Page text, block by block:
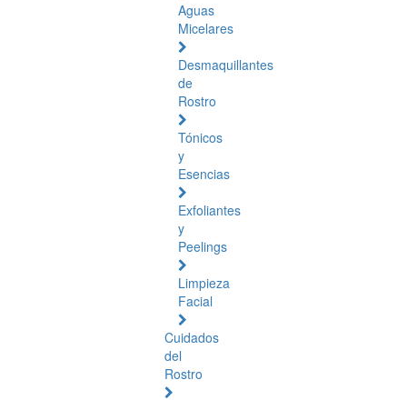
Aguas
Micelares
Desmaquillantes
de
Rostro
Tónicos
y
Esencias
Exfoliantes
y
Peelings
Limpieza
Facial
Cuidados
del
Rostro